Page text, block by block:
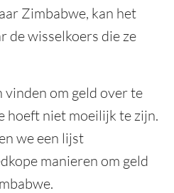
Zimbabwe, kan het
de wisselkoers die ze
om geld over te
hoeft niet moeilijk te zijn.
we een lijst
manieren om geld